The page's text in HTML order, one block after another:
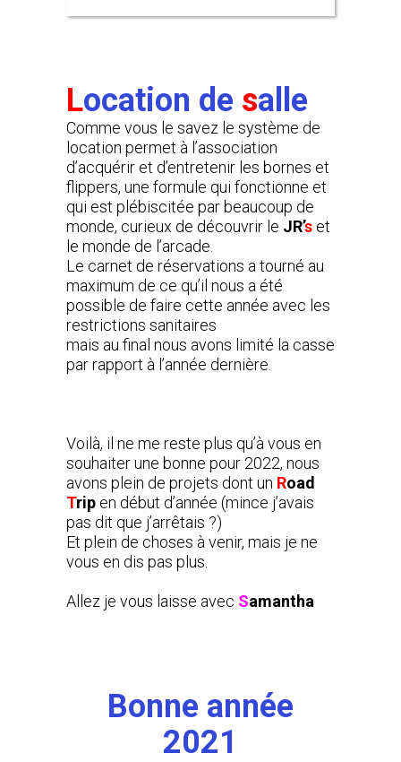
Location de salle
Comme vous le savez le système de
location permet à l’association
d’acquérir et d’entretenir les bornes et
flippers, une formule qui fonctionne et
qui est plébiscitée par beaucoup de
monde, curieux de découvrir le JR’s et
le monde de l’arcade.
Le carnet de réservations a tourné au
maximum de ce qu’il nous a été
possible de faire cette année avec les
restrictions sanitaires
mais au final nous avons limité la casse
par rapport à l’année dernière.
Voilà, il ne me reste plus qu’à vous en
souhaiter une bonne pour 2022, nous
avons plein de projets dont un Road
Trip en début d’année (mince j’avais
pas dit que j’arrêtais ?)
Et plein de choses à venir, mais je ne
vous en dis pas plus.
Allez je vous laisse avec Samantha
Bonne année
2021